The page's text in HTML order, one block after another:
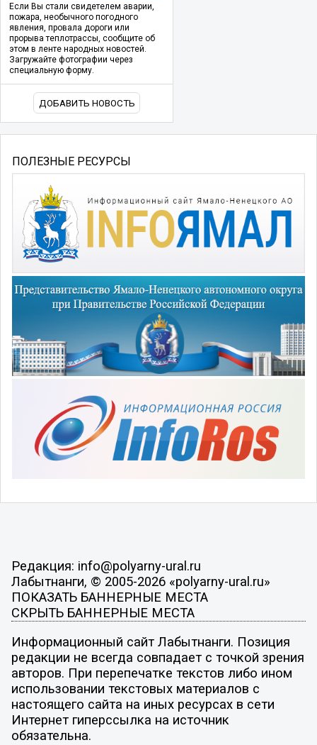
Если Вы стали свидетелем аварии,
пожара, необычного погодного
явления, провала дороги или
прорыва теплотрассы, сообщите об
этом в ленте народных новостей.
Загружайте фотографии через
специальную форму.
ДОБАВИТЬ НОВОСТЬ
ПОЛЕЗНЫЕ РЕСУРСЫ
Редакция: info@polyarny-ural.ru
Лабытнанги, © 2005-2026 «polyarny-ural.ru»
ПОКАЗАТЬ БАННЕРНЫЕ МЕСТА
СКРЫТЬ БАННЕРНЫЕ МЕСТА
Информационный сайт Лабытнанги. Позиция
редакции не всегда совпадает с точкой зрения
авторов. При перепечатке текстов либо ином
использовании текстовых материалов с
настоящего сайта на иных ресурсах в сети
Интернет гиперссылка на источник
обязательна.